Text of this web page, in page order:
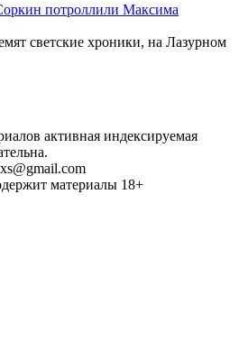
потроллили Максима
светские хроники, на Лазурном
активная индексируемая
материалы 18+